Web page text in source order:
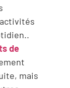
de
mais